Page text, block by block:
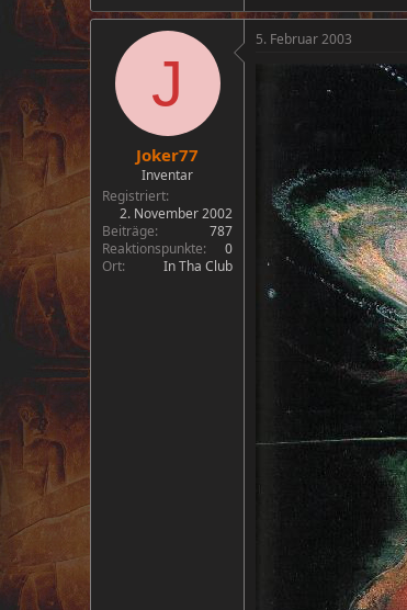
J
Joker77
Inventar
Registriert
2. November 2002
Beiträge
787
Reaktionspunkte
0
Ort
In Tha Club
5. Februar 2003